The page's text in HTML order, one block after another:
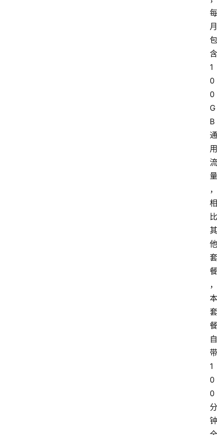
每
月
包
含
1
0
0
G
B
通
用
流
量
，
相
比
其
他
套
餐
，
本
套
餐
自
带
1
0
0
分
钟